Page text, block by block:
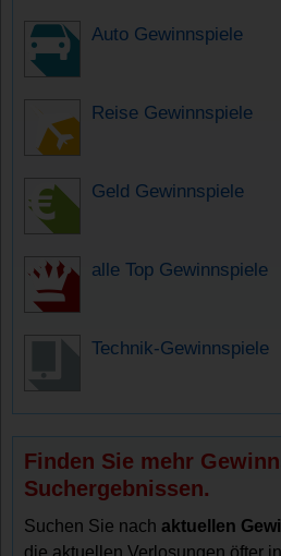
Auto Gewinnspiele
Reise Gewinnspiele
Geld Gewinnspiele
alle Top Gewinnspiele
Technik-Gewinnspiele
Finden Sie mehr
Suchergebnissen.
Suchen Sie nachaktuellen
die aktuellen Verlosungen öfter